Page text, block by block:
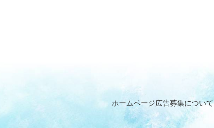
ホームページ広告募集について